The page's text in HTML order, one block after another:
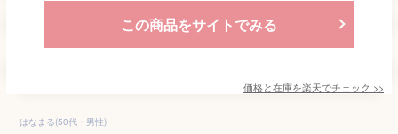
この商品をサイトでみる
価格と在庫を楽天でチェック >>
はなまる(50代・男性)